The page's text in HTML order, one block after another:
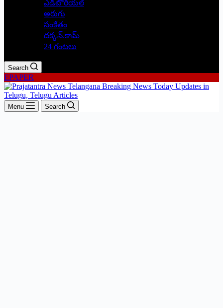
ఎడిటోరియల్
అరుగు
సంకేతం
దక్కన్.కామ్
24 గంటలు
Search
EPAPER
Menu Search